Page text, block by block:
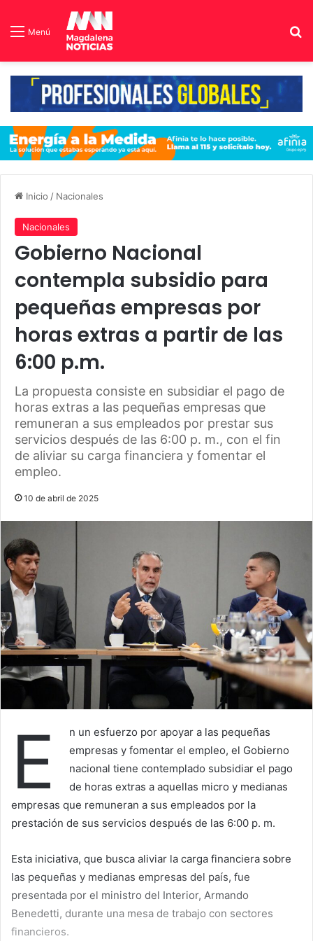
Menú
Inicio / Nacionales
Nacionales
Gobierno Nacional
contempla subsidio para
pequeñas empresas por
horas extras a partir de las
6:00 p.m.
La propuesta consiste en subsidiar el pago de
horas extras a las pequeñas empresas que
remuneran a sus empleados por prestar sus
servicios después de las 6:00 p. m., con el fin
de aliviar su carga financiera y fomentar el
empleo.
10 de abril de 2025
E
n un esfuerzo por apoyar a las pequeñas
empresas y fomentar el empleo, el Gobierno
nacional tiene contemplado subsidiar el pago
de horas extras a aquellas micro y medianas
empresas que remuneran a sus empleados por la
prestación de sus servicios después de las 6:00 p. m.
Esta iniciativa, que busca aliviar la carga financiera sobre
las pequeñas y medianas empresas del país, fue
presentada por el ministro del Interior, Armando
Benedetti, durante una mesa de trabajo con sectores
financieros.